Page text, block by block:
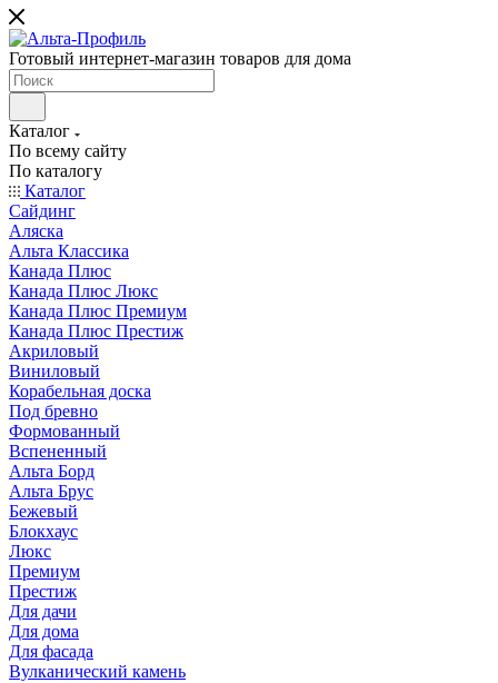
Готовый интернет-магазин товаров для дома
Каталог
По всему сайту
По каталогу
Каталог
Сайдинг
Аляска
Альта Классика
Канада Плюс
Канада Плюс Люкс
Канада Плюс Премиум
Канада Плюс Престиж
Акриловый
Виниловый
Корабельная доска
Под бревно
Формованный
Вспененный
Альта Борд
Альта Брус
Бежевый
Блокхаус
Люкс
Премиум
Престиж
Для дачи
Для дома
Для фасада
Вулканический камень